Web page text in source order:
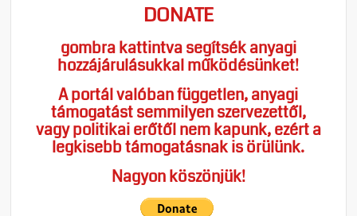
DONATE
gombra kattintva segítsék anyagi
hozzájárulásukkal működésünket!
A portál valóban független, anyagi
támogatást semmilyen szervezettől,
vagy politikai erőtől nem kapunk, ezért a
legkisebb támogatásnak is örülünk.
Nagyon köszönjük!